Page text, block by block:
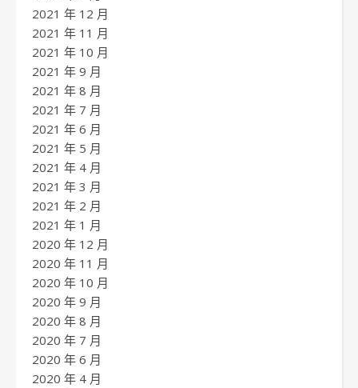
2021 年 12 月
2021 年 11 月
2021 年 10 月
2021 年 9 月
2021 年 8 月
2021 年 7 月
2021 年 6 月
2021 年 5 月
2021 年 4 月
2021 年 3 月
2021 年 2 月
2021 年 1 月
2020 年 12 月
2020 年 11 月
2020 年 10 月
2020 年 9 月
2020 年 8 月
2020 年 7 月
2020 年 6 月
2020 年 4 月